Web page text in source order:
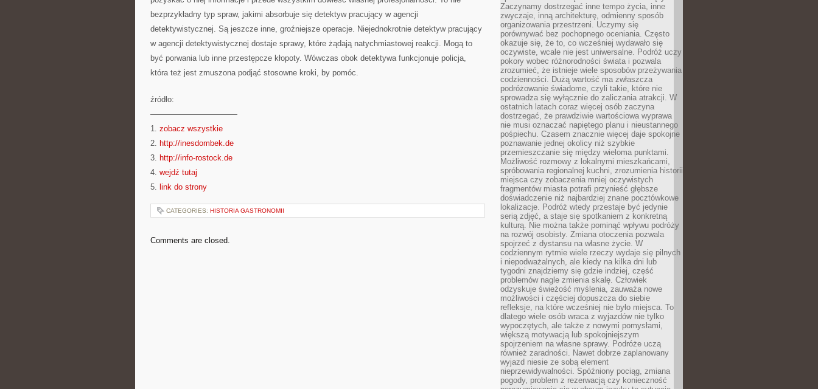
bezprzykładny typ spraw, jakimi absorbuje się detektyw pracujący w agencji
detektywistycznej. Są jeszcze inne, groźniejsze operacje. Niejednokrotnie detektyw pracujący
w agencji detektywistycznej dostaje sprawy, które żądają natychmiastowej reakcji. Mogą to
być porwania lub inne przestępcze kłopoty. Wówczas obok detektywa funkcjonuje policja,
która też jest zmuszona podjąć stosowne kroki, by pomóc.
źródło:
———————————
1. zobacz wszystkie
2. http://inesdombek.de
3. http://info-rostock.de
4. wejdź tutaj
5. link do strony
CATEGORIES: HISTORIA GASTRONOMII
Comments are closed.
Zaczynamy dostrzegać inne tempo życia, inne
zwyczaje, inną architekturę, odmienny sposób
organizowania przestrzeni. Uczymy się
porównywać bez pochopnego oceniania. Często
okazuje się, że to, co wcześniej wydawało się
oczywiste, wcale nie jest uniwersalne. Podróż uczy
pokory wobec różnorodności świata i pozwala
zrozumieć, że istnieje wiele sposobów przeżywania
codzienności. Dużą wartość ma zwłaszcza
podróżowanie świadome, czyli takie, które nie
sprowadza się wyłącznie do zaliczania atrakcji. W
ostatnich latach coraz więcej osób zaczyna
dostrzegać, że prawdziwie wartościowa wyprawa
nie musi oznaczać napiętego planu i nieustannego
pośpiechu. Czasem znacznie więcej daje spokojne
poznawanie jednej okolicy niż szybkie
przemieszczanie się między wieloma punktami.
Możliwość rozmowy z lokalnymi mieszkańcami,
spróbowania regionalnej kuchni, zrozumienia historii
miejsca czy zobaczenia mniej oczywistych
fragmentów miasta potrafi przynieść głębsze
doświadczenie niż najbardziej znane pocztówkowe
lokalizacje. Podróż wtedy przestaje być jedynie
serią zdjęć, a staje się spotkaniem z konkretną
kulturą. Nie można także pominąć wpływu podróży
na rozwój osobisty. Zmiana otoczenia pozwala
spojrzeć z dystansu na własne życie. W
codziennym rytmie wiele rzeczy wydaje się pilnych
i niepodważalnych, ale kiedy na kilka dni lub
tygodni znajdziemy się gdzie indziej, część
problemów nagle zmienia skalę. Człowiek
odzyskuje świeżość myślenia, zauważa nowe
możliwości i częściej dopuszcza do siebie
refleksje, na które wcześniej nie było miejsca. To
dlatego wiele osób wraca z wyjazdów nie tylko
wypoczętych, ale także z nowymi pomysłami,
większą motywacją lub spokojniejszym
spojrzeniem na własne sprawy. Podróże uczą
również zaradności. Nawet dobrze zaplanowany
wyjazd niesie ze sobą element
nieprzewidywalności. Spóźniony pociąg, zmiana
pogody, problem z rezerwacją czy konieczność